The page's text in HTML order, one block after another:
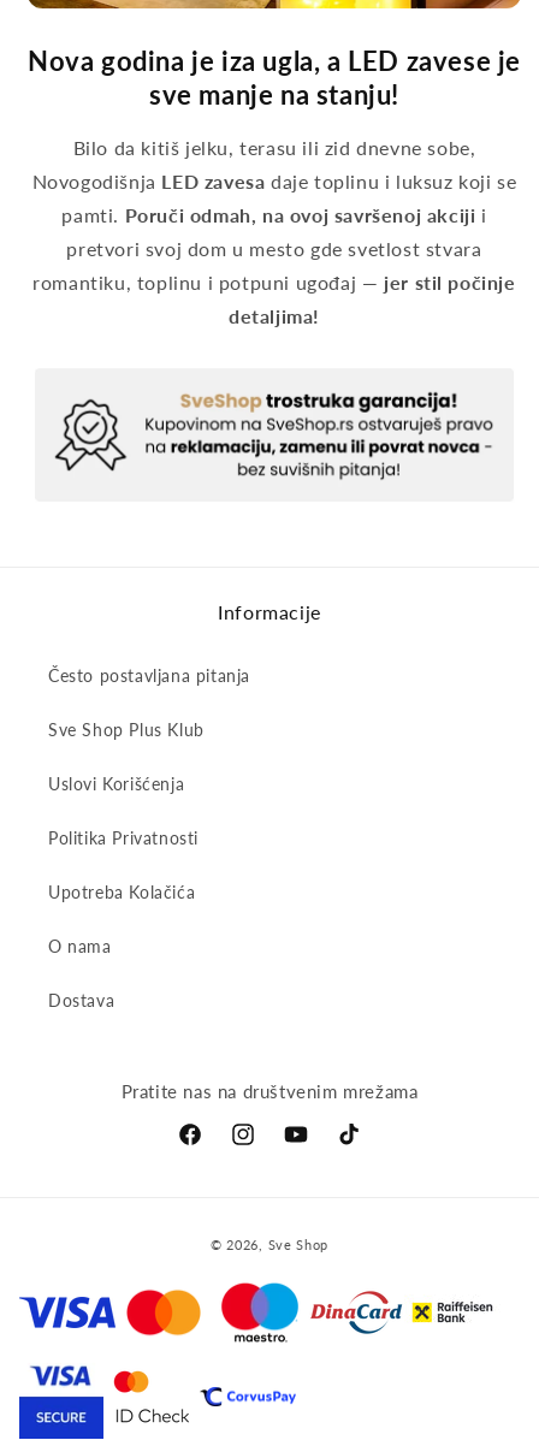
Nova godina je iza ugla, a LED zavese je
sve manje na stanju!
Bilo da kitiš jelku, terasu ili zid dnevne sobe,
Novogodišnja LED zavesa daje toplinu i luksuz koji se
pamti. Poruči odmah, na ovoj savršenoj akciji i
pretvori svoj dom u mesto gde svetlost stvara
romantiku, toplinu i potpuni ugođaj — jer stil počinje
detaljima!
Informacije
Često postavljana pitanja
Sve Shop Plus Klub
Uslovi Korišćenja
Politika Privatnosti
Upotreba Kolačića
O nama
Dostava
Pratite nas na društvenim mrežama
FacebookInstagramYouTubeTikTok
© 2026, Sve Shop